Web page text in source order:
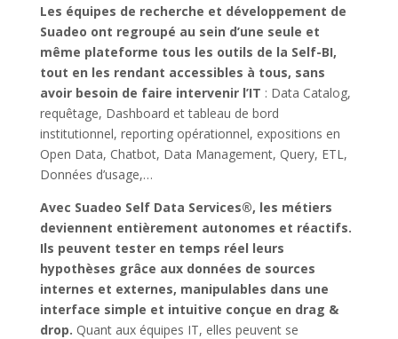
Les équipes de recherche et développement de
Suadeo ont regroupé au sein d’une seule et
même plateforme tous les outils de la Self-BI,
tout en les rendant accessibles à tous, sans
avoir besoin de faire intervenir l’IT : Data Catalog,
requêtage, Dashboard et tableau de bord
institutionnel, reporting opérationnel, expositions en
Open Data, Chatbot, Data Management, Query, ETL,
Données d’usage,…
Avec Suadeo Self Data Services®, les métiers
deviennent entièrement autonomes et réactifs.
Ils peuvent tester en temps réel leurs
hypothèses grâce aux données de sources
internes et externes, manipulables dans une
interface simple et intuitive conçue en drag &
drop. Quant aux équipes IT, elles peuvent se